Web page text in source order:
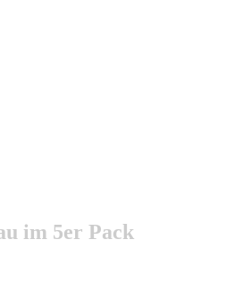
im 5er Pack